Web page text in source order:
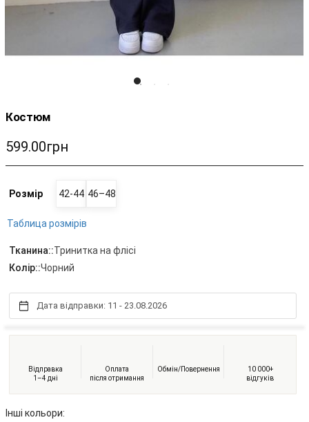
Костюм
599.00грн
Розмір 42-44 46–48
Таблица розмірів
Тканина::Тринитка на флісі
Колір::Чорний
Дата відправки: 11 - 23.08.2026
Відправка
1–4 дні
Оплата
після отримання
Обмін/Повернення
10 000+
відгуків
Інші кольори: